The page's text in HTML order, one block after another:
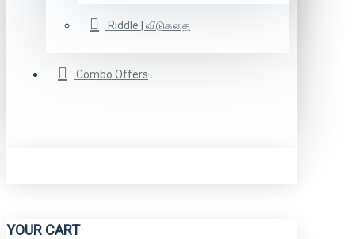
Riddle | விடுகதை
Combo Offers
YOUR CART